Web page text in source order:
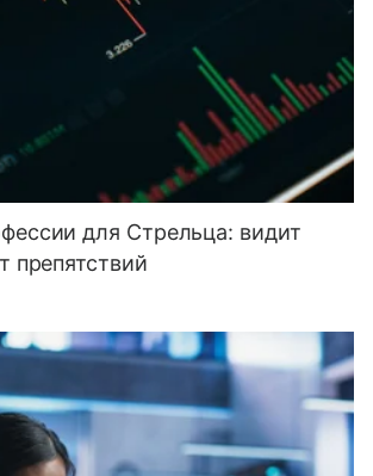
для Стрельца: видит
препятствий